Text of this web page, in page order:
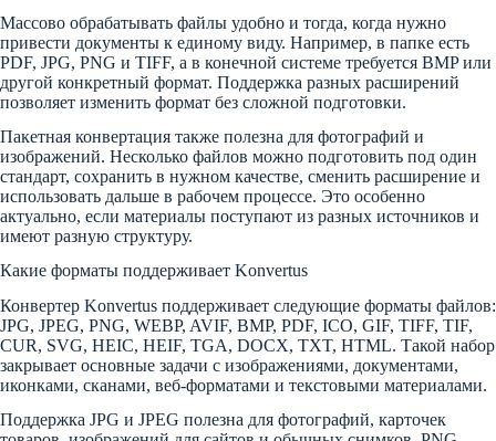
Массово обрабатывать файлы удобно и тогда, когда нужно
привести документы к единому виду. Например, в папке есть
PDF, JPG, PNG и TIFF, а в конечной системе требуется BMP или
другой конкретный формат. Поддержка разных расширений
позволяет изменить формат без сложной подготовки.
Пакетная конвертация также полезна для фотографий и
изображений. Несколько файлов можно подготовить под один
стандарт, сохранить в нужном качестве, сменить расширение и
использовать дальше в рабочем процессе. Это особенно
актуально, если материалы поступают из разных источников и
имеют разную структуру.
Какие форматы поддерживает Konvertus
Конвертер Konvertus поддерживает следующие форматы файлов:
JPG, JPEG, PNG, WEBP, AVIF, BMP, PDF, ICO, GIF, TIFF, TIF,
CUR, SVG, HEIC, HEIF, TGA, DOCX, TXT, HTML. Такой набор
закрывает основные задачи с изображениями, документами,
иконками, сканами, веб-форматами и текстовыми материалами.
Поддержка JPG и JPEG полезна для фотографий, карточек